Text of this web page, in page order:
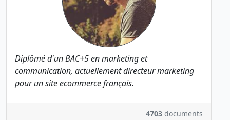
Diplômé d'un BAC+5 en marketing et
communication, actuellement directeur marketing
pour un site ecommerce français.
4703 documents